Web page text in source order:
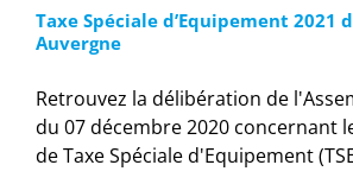
Taxe Spéciale d’Equipement 2021
Auvergne
Retrouvez la délibération de
du 07 décembre 2020 concernant
de Taxe Spéciale d'Equipement